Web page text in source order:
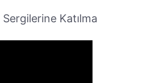
Sergilerine Katılma